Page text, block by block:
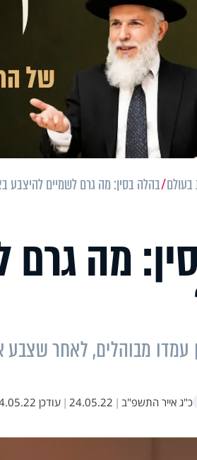
בהלה בסין: מה גרם לשמיים להיצבע
מה גרם
עמדו מבוהלים, לאחר
כ"ג אייר התשפ"ב |
24.05.22
| עודכן 12:25